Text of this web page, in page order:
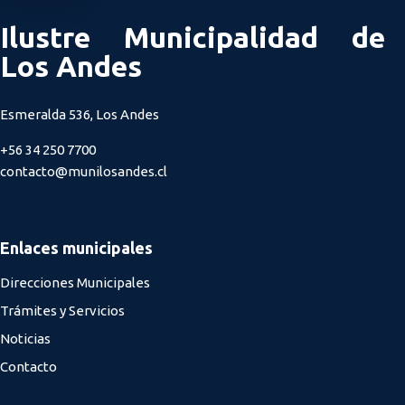
Ilustre Municipalidad de
Los Andes
Esmeralda 536, Los Andes
+56 34 250 7700
contacto@munilosandes.cl
Enlaces municipales
Direcciones Municipales
Trámites y Servicios
Noticias
Contacto